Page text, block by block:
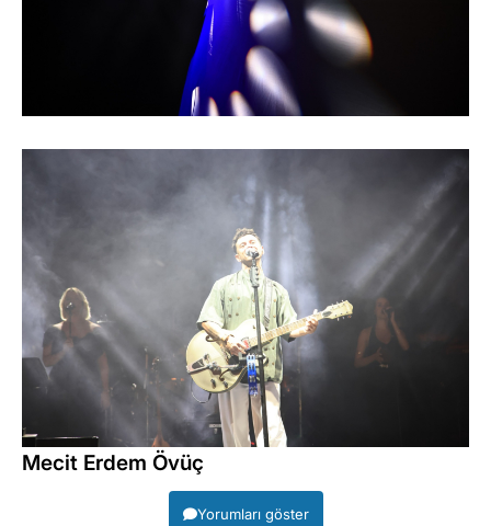
Mecit Erdem Övüç
Yorumları göster